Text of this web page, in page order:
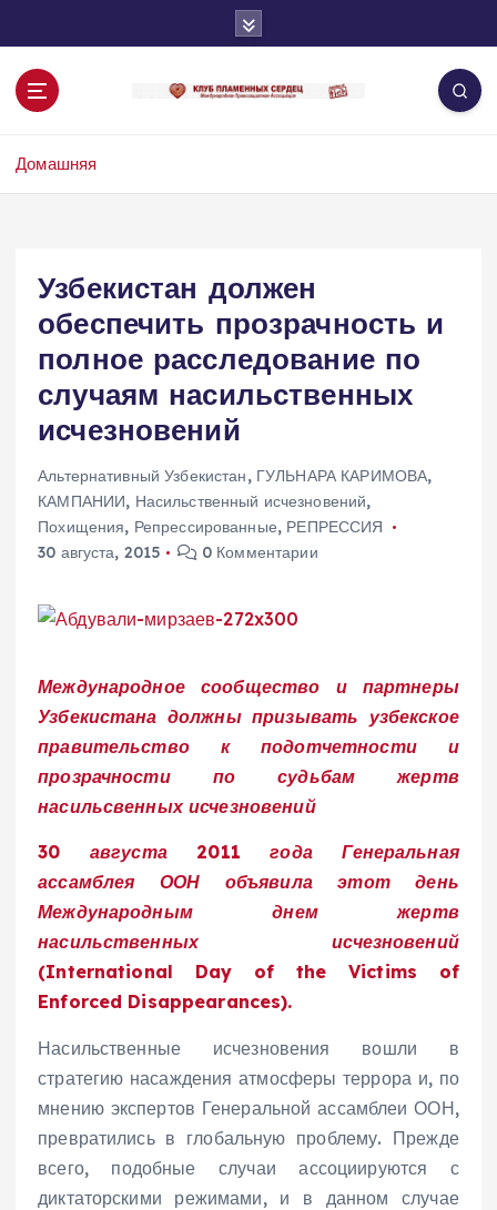
к
Домашняя
Узбекистан должен
обеспечить прозрачность и
полное расследование по
случаям насильственных
исчезновений
Альтернативный Узбекистан, ГУЛЬНАРА КАРИМОВА,
КАМПАНИИ, Насильственный исчезновений,
Похищения, Репрессированные, РЕПРЕССИЯ
30 августа, 2015
0 Комментарии
Международное сообщество и партнеры
Узбекистана должны призывать узбекское
правительство к подотчетности и
прозрачности по судьбам жертв
насильсвенных исчезновений
30 августа 2011 года Генеральная
ассамблея ООН объявила этот день
Международным днем жертв
насильственных исчезновений
(International Day of the Victims of
Enforced Disappearances).
Насильственные исчезновения вошли в
стратегию насаждения атмосферы террора и, по
мнению экспертов Генеральной ассамблеи ООН,
превратились в глобальную проблему. Прежде
всего, подобные случаи ассоциируются с
диктаторскими режимами, и в данном случае